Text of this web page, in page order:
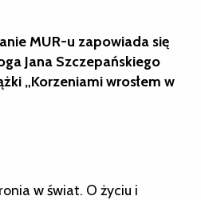
MUR-u zapowiada się
Jana Szczepańskiego
„Korzeniami wrosłem w
w świat. O życiu i